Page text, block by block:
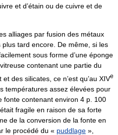
et d’étain ou de cuivre et de
alliages par fusion des métaux
tard encore. De même, si les
sous forme d’une éponge
contenant une partie du
des silicates, ce n’est qu’au XIVe
températures assez élevées pour
fonte contenant environ 4 p. 100
fragile en raison de sa forte
de la conversion de la fonte en
le procédé du « puddlage »,